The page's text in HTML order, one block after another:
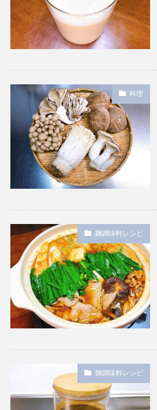
料理
麹調味料レシピ
麹調味料レシピ